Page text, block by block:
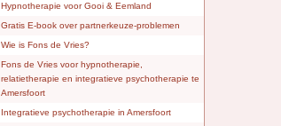
Hypnotherapie voor Gooi & Eemland
Gratis E-book over partnerkeuze-problemen
Wie is Fons de Vries?
Fons de Vries voor hypnotherapie,
relatietherapie en integratieve psychotherapie te
Amersfoort
Integratieve psychotherapie in Amersfoort